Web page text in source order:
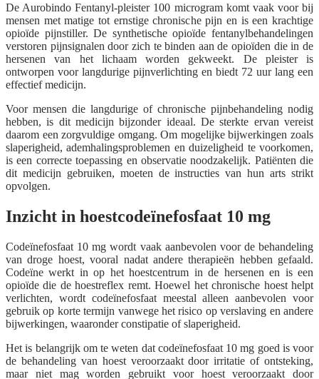
De Aurobindo Fentanyl-pleister 100 microgram komt vaak voor bij
mensen met matige tot ernstige chronische pijn en is een krachtige
opioïde pijnstiller. De synthetische opioïde fentanylbehandelingen
verstoren pijnsignalen door zich te binden aan de opioïden die in de
hersenen van het lichaam worden gekweekt. De pleister is
ontworpen voor langdurige pijnverlichting en biedt 72 uur lang een
effectief medicijn.
Voor mensen die langdurige of chronische pijnbehandeling nodig
hebben, is dit medicijn bijzonder ideaal. De sterkte ervan vereist
daarom een ​​zorgvuldige omgang. Om mogelijke bijwerkingen zoals
slaperigheid, ademhalingsproblemen en duizeligheid te voorkomen,
is een correcte toepassing en observatie noodzakelijk. Patiënten die
dit medicijn gebruiken, moeten de instructies van hun arts strikt
opvolgen.
Inzicht in hoestcodeïnefosfaat 10 mg
Codeïnefosfaat 10 mg wordt vaak aanbevolen voor de behandeling
van droge hoest, vooral nadat andere therapieën hebben gefaald.
Codeïne werkt in op het hoestcentrum in de hersenen en is een
opioïde die de hoestreflex remt. Hoewel het chronische hoest helpt
verlichten, wordt codeïnefosfaat meestal alleen aanbevolen voor
gebruik op korte termijn vanwege het risico op verslaving en andere
bijwerkingen, waaronder constipatie of slaperigheid.
Het is belangrijk om te weten dat codeïnefosfaat 10 mg goed is voor
de behandeling van hoest veroorzaakt door irritatie of ontsteking,
maar niet mag worden gebruikt voor hoest veroorzaakt door